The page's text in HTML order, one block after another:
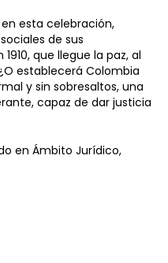
esta celebración,
de sus
que llegue la paz, al
establecerá Colombia
y sin sobresaltos, una
capaz de dar justicia
en Ámbito Jurídico,